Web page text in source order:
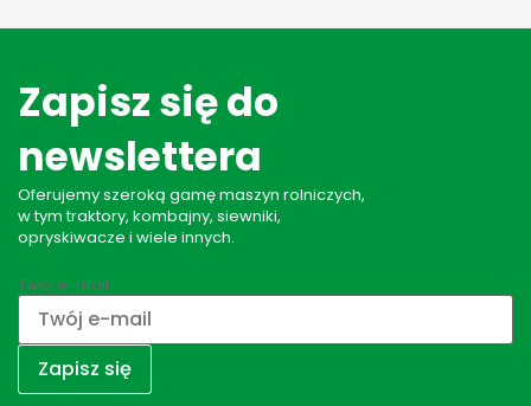
Zapisz się do
newslettera
Oferujemy szeroką gamę maszyn rolniczych,
w tym traktory, kombajny, siewniki,
opryskiwacze i wiele innych.
Twój e-mail